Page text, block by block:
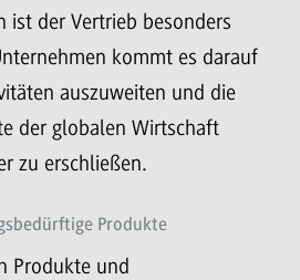
ist der Vertrieb besonders
kommt es darauf
auszuweiten und die
der globalen Wirtschaft
zu erschließen.
Produkte
Produkte und